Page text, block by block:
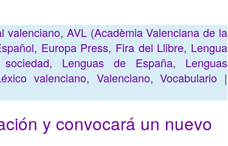
valenciano, AVL (Acadèmia Valenciana de la
, Europa Press, Fira del Llibre, Lengua
, Lenguas de España, Lenguas
valenciano, Valenciano,Vocabulario |
y convocará un nuevo